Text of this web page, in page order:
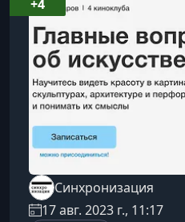
своими эмоциями, вы
реагировать на
конфликтов и глубже п
Синхронизация
17 авг. 2023 г., 11:17
+4